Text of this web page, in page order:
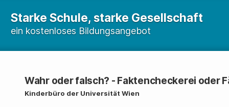
Starke Schule, starke Gesellschaft
ein kostenloses Bildungsangebot
Wahr oder falsch? - Faktencheckerei oder
Kinderbüro der Universität Wien